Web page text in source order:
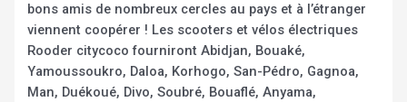
bons amis de nombreux cercles au pays et à l’étranger
viennent coopérer ! Les scooters et vélos électriques
Rooder citycoco fourniront Abidjan, Bouaké,
Yamoussoukro, Daloa, Korhogo, San-Pédro, Gagnoa,
Man, Duékoué, Divo, Soubré, Bouaflé, Anyama,